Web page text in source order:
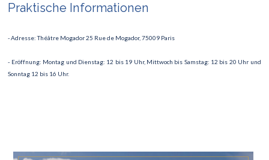
Praktische Informationen
- Adresse: Théâtre Mogador 25 Rue de Mogador, 75009 Paris
- Eröffnung: Montag und Dienstag: 12 bis 19 Uhr, Mittwoch bis Samstag: 12 bis 20 Uhr und
Sonntag 12 bis 16 Uhr.